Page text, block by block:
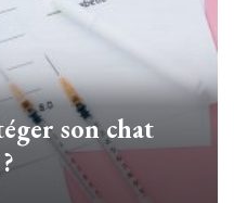
son chat